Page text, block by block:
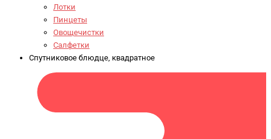
Лотки
Пинцеты
Овощечистки
Салфетки
Спутниковое блюдце, квадратное